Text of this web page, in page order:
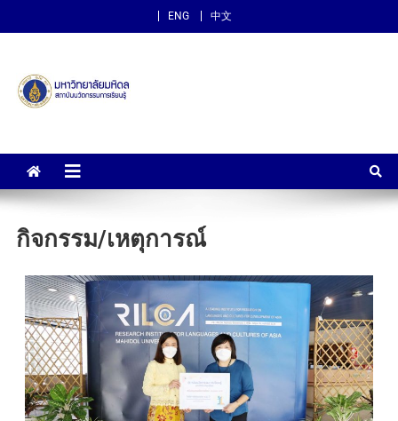
ENG 中文
สถาบันนวัตกรรมการเรียนรู้
กิจกรรม/เหตุการณ์